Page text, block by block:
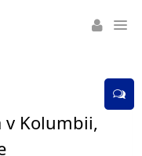
v Kolumbii,